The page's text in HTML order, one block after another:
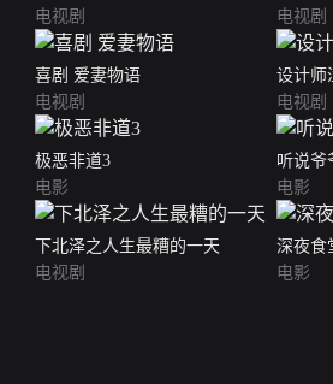
电视剧
电视剧
喜剧 爱妻物语
电视剧
设计师
电视剧
极恶非道3
电影
听说爷
电影
下北泽之人生最糟的一天
电视剧
深夜食
电影